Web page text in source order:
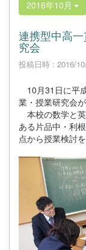
2016年10月
連携型中高
究会
投稿日時 : 2016/
10月31日に平
業・授業研究会
本校の数学と
ある片品中・利
点から授業検討